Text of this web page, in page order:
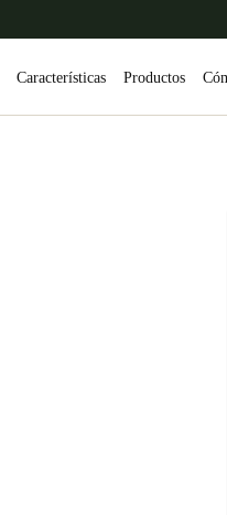
Africa, Middle
Características Productos